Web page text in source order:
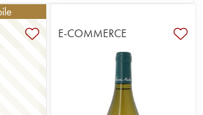
E-COMMERCE